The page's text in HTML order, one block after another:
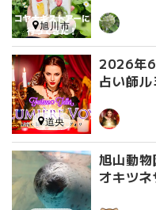
旭川市
2026年
占い師
道央
旭山動
オキツ
なこ」